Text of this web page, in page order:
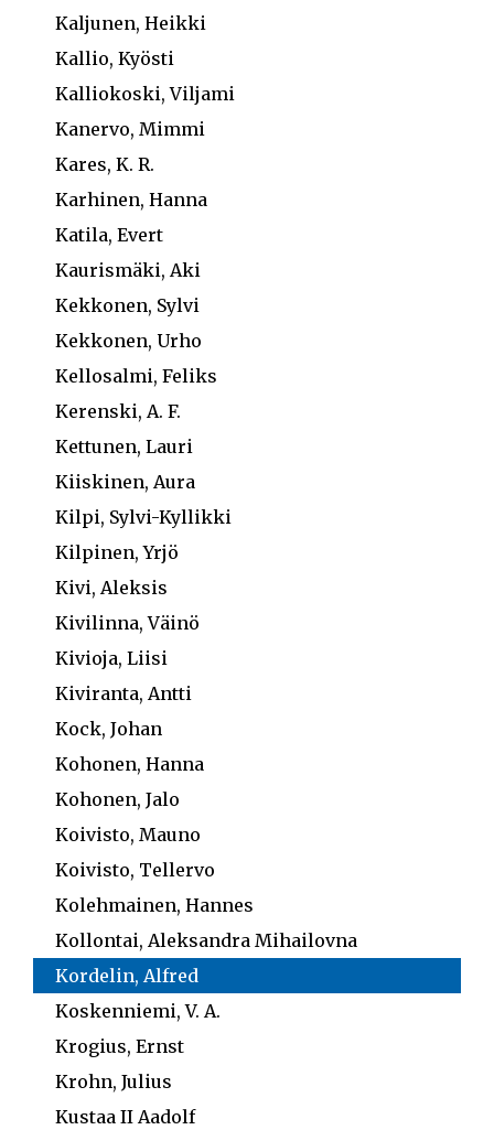
Kaljunen, Heikki
Kallio, Kyösti
Kalliokoski, Viljami
Kanervo, Mimmi
Kares, K. R.
Karhinen, Hanna
Katila, Evert
Kaurismäki, Aki
Kekkonen, Sylvi
Kekkonen, Urho
Kellosalmi, Feliks
Kerenski, A. F.
Kettunen, Lauri
Kiiskinen, Aura
Kilpi, Sylvi-Kyllikki
Kilpinen, Yrjö
Kivi, Aleksis
Kivilinna, Väinö
Kivioja, Liisi
Kiviranta, Antti
Kock, Johan
Kohonen, Hanna
Kohonen, Jalo
Koivisto, Mauno
Koivisto, Tellervo
Kolehmainen, Hannes
Kollontai, Aleksandra Mihailovna
Kordelin, Alfred
Koskenniemi, V. A.
Krogius, Ernst
Krohn, Julius
Kustaa II Aadolf